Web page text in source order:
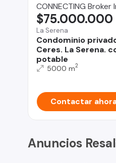
CONNECTING Broker
La Serena
Condominio
Ceres. La Serena.
potable
$75.000.000
5000 m2
Contactar
Anuncios